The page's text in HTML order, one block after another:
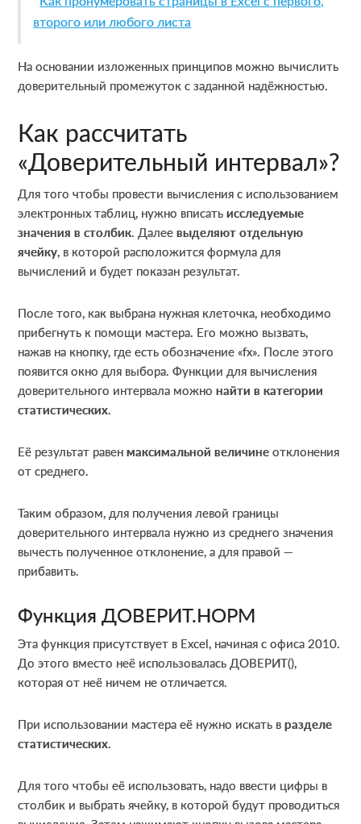
второго или любого листа
На основании изложенных принципов можно вычислить
доверительный промежуток с заданной надёжностью.
Как рассчитать
«Доверительный интервал»?
Для того чтобы провести вычисления с использованием
электронных таблиц, нужно вписатьисследуемые
значения в столбик. Далеевыделяют отдельную
ячейку, в которой расположится формула для
вычислений и будет показан результат.
После того, как выбрана нужная клеточка, необходимо
прибегнуть к помощи мастера. Его можно вызвать,
нажав на кнопку, где есть обозначение «fx». После этого
появится окно для выбора. Функции для вычисления
доверительного интервала можнонайти в категории
статистических.
Её результат равенмаксимальной величинеотклонения
от среднего.
Таким образом, для получения левой границы
доверительного интервала нужно из среднего значения
вычесть полученное отклонение, а для правой —
прибавить.
Функция ДОВЕРИТ.НОРМ
Эта функция присутствует в Excel, начиная с офиса 2010.
До этого вместо неё использовалась ДОВЕРИТ(),
которая от неё ничем не отличается.
При использовании мастера её нужно искать вразделе
статистических.
Для того чтобы её использовать, надо ввести цифры в
столбик и выбрать ячейку, в которой будут проводиться